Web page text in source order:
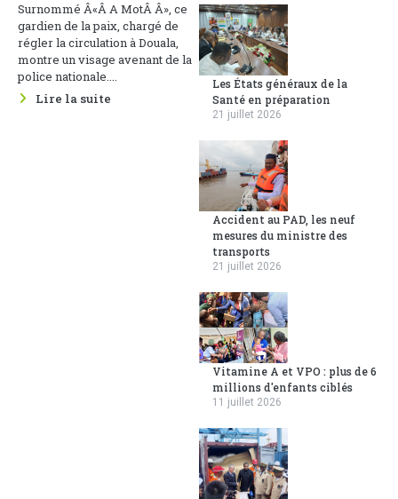
Surnommé Â«Â A MotÂ Â», ce
gardien de la paix, chargé de
régler la circulation à Douala,
montre un visage avenant de la
police nationale....
Lire la suite
Les États généraux de la
Santé en préparation
21 juillet 2026
Accident au PAD, les neuf
mesures du ministre des
transports
21 juillet 2026
Vitamine A et VPO : plus de 6
millions d'enfants ciblés
11 juillet 2026